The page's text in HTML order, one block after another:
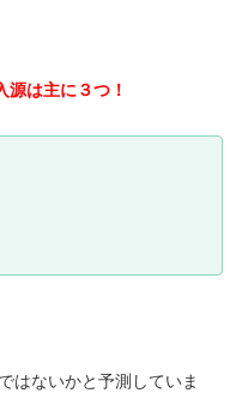
源は主に３つ！
はないかと予測していま